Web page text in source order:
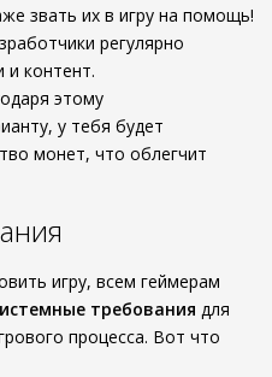
звать их в игру на помощь!
регулярно
контент.
этому
у тебя будет
монет, что облегчит
игру, всем геймерам
требования для
процесса. Вот что